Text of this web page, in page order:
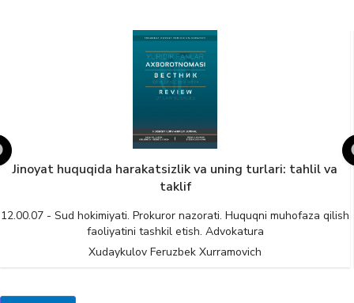
Qilmishni kvalifikatsiya qilishda jinoyat obyektiv tomoni
fakultativ belgilarining jinoyat-huquqiy jihatlari
12.00.08 - Jinoyat huquqi. Kriminologiya. Jinoyat-ijroiya huquqi
Xudaykulov Feruzbek Xurramovich